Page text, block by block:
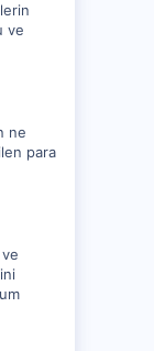
ve
ne
para